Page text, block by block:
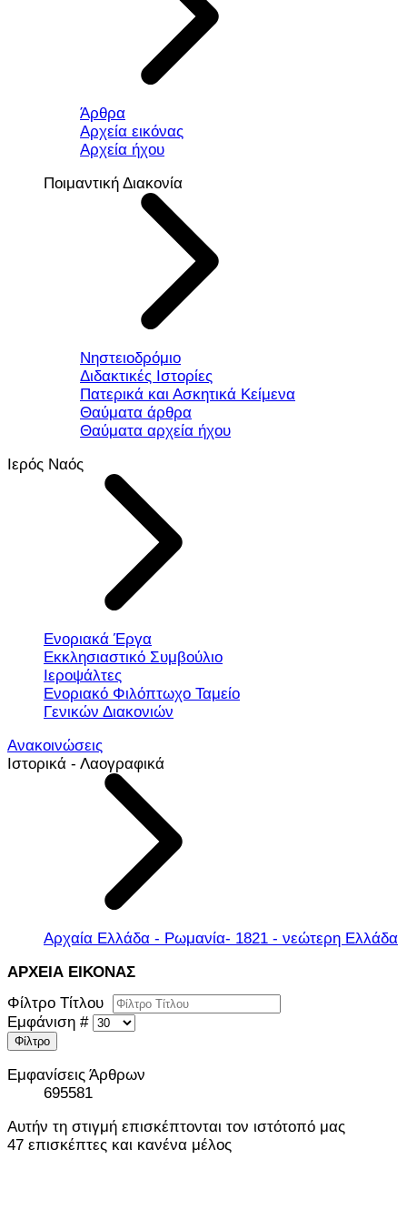
Άρθρα
Αρχεία εικόνας
Αρχεία ήχου
Ποιμαντική Διακονία
Νηστειοδρόμιο
Διδακτικές Ιστορίες
Πατερικά και Ασκητικά Κείμενα
Θαύματα άρθρα
Θαύματα αρχεία ήχου
Ιερός Ναός
Ενοριακά Έργα
Εκκλησιαστικό Συμβούλιο
Ιεροψάλτες
Ενοριακό Φιλόπτωχο Ταμείο
Γενικών Διακονιών
Ανακοινώσεις
Ιστορικά - Λαογραφικά
Αρχαία Ελλάδα - Ρωμανία- 1821 - νεώτερη Ελλάδα
ΑΡΧΕΙΑ ΕΙΚΟΝΑΣ
Φίλτρο Τίτλου
Εμφάνιση #
Φίλτρο
Εμφανίσεις Άρθρων
695581
Αυτήν τη στιγμή επισκέπτονται τον ιστότοπό μας
47 επισκέπτες και κανένα μέλος